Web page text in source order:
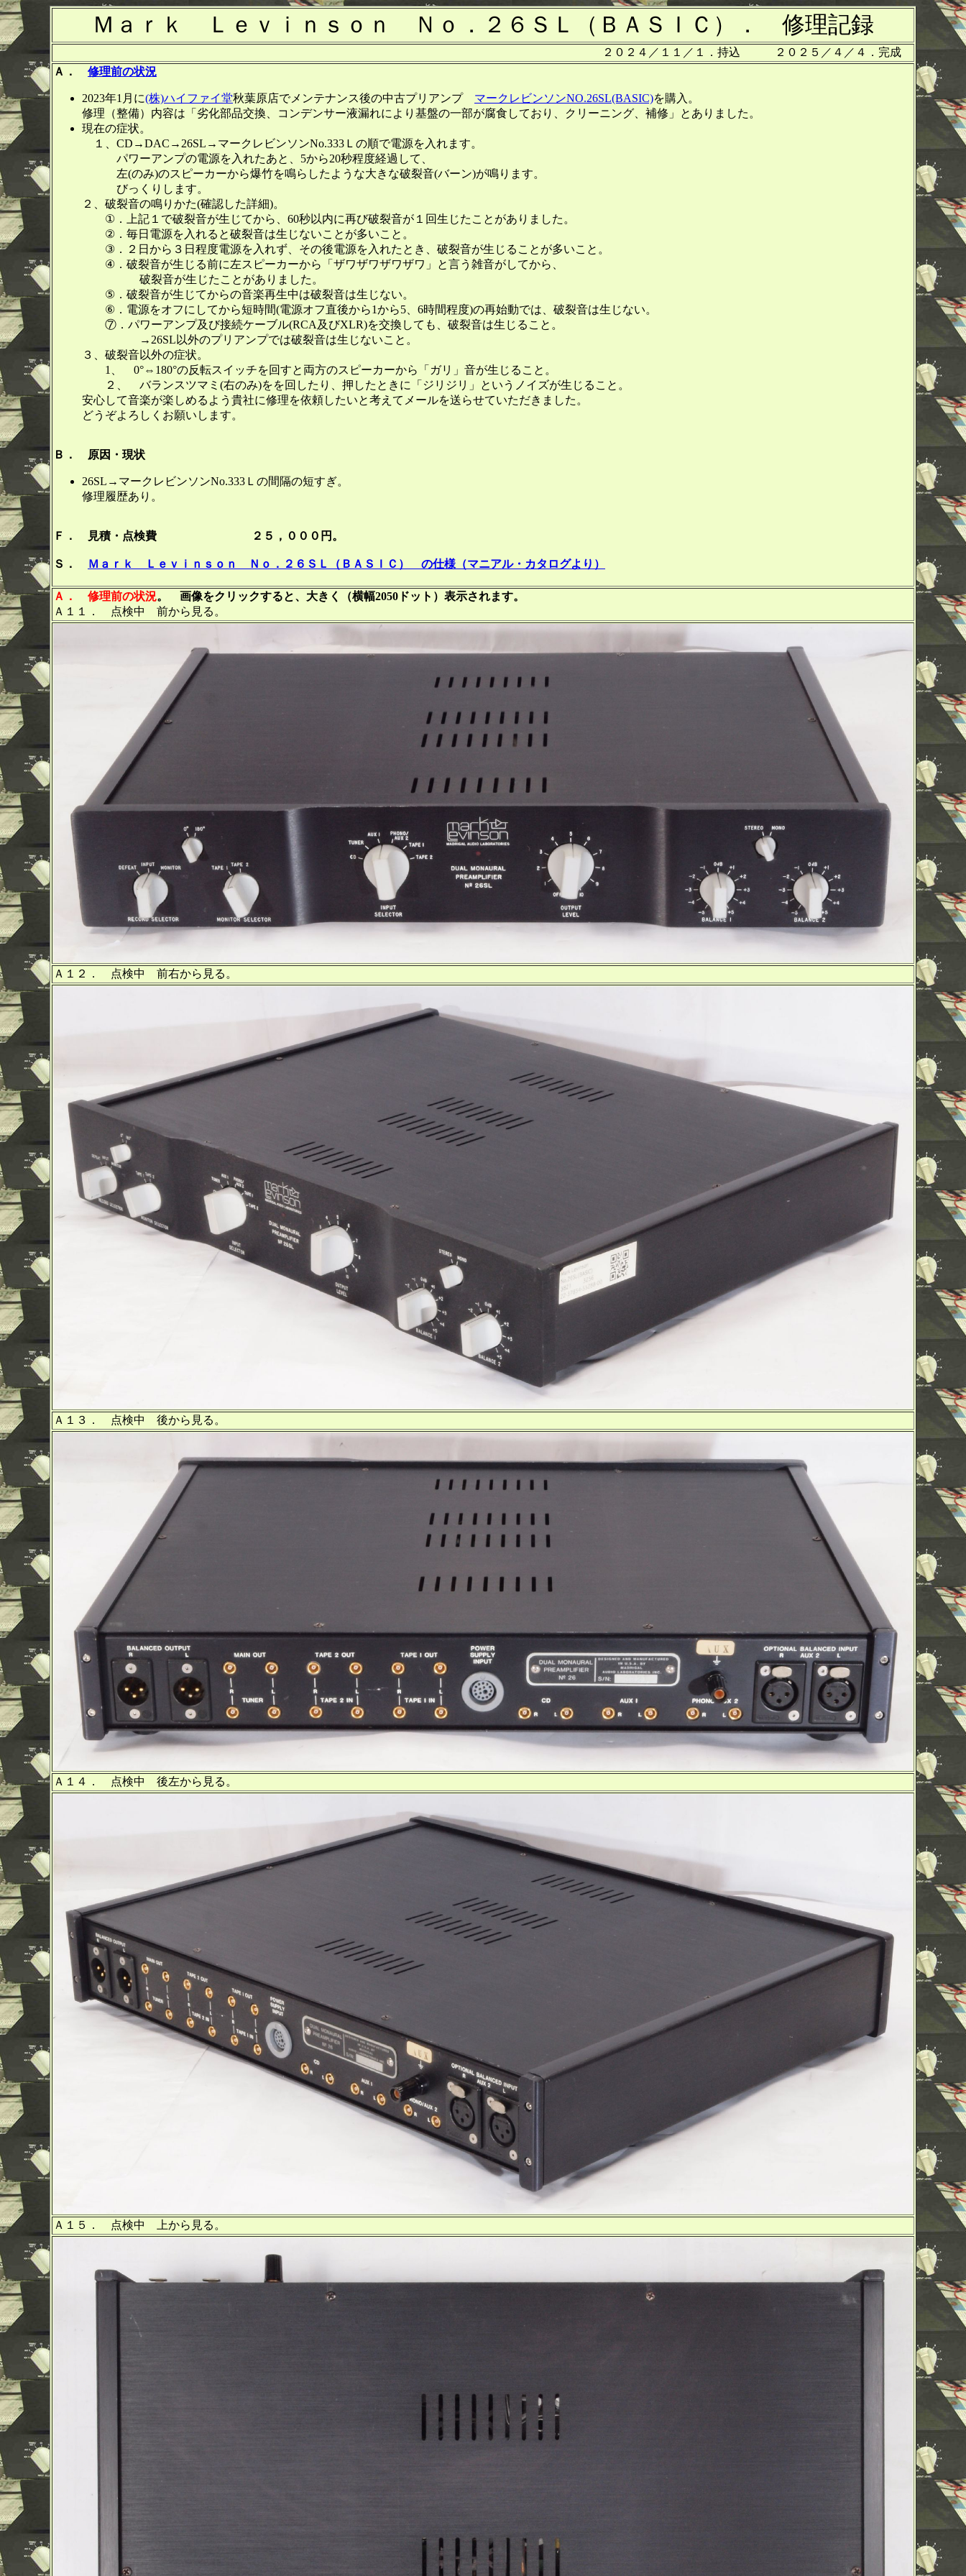
Ｍａｒｋ Ｌｅｖｉｎｓｏｎ Ｎｏ．２６ＳＬ（ＢＡＳＩＣ）． 修理記録
２０２４／１１／１．持込 ２０２５／４／４．完成
Ａ． 修理前の状況
2023年1月に(株)ハイファイ堂秋葉原店でメンテナンス後の中古プリアンプ マークレビンソンNO.26SL(BASIC)を購入。
修理（整備）内容は「劣化部品交換、コンデンサー液漏れにより基盤の一部が腐食しており、クリーニング、補修」とありました。
現在の症状。
１、CD→DAC→26SL→マークレビンソンNo.333Ｌの順で電源を入れます。
パワーアンプの電源を入れたあと、5から20秒程度経過して、
左(のみ)のスピーカーから爆竹を鳴らしたような大きな破裂音(バーン)が鳴ります。
びっくりします。
２、破裂音の鳴りかた(確認した詳細)。
①．上記１で破裂音が生じてから、60秒以内に再び破裂音が１回生じたことがありました。
②．毎日電源を入れると破裂音は生じないことが多いこと。
③．２日から３日程度電源を入れず、その後電源を入れたとき、破裂音が生じることが多いこと。
④．破裂音が生じる前に左スピーカーから「ザワザワザワザワ」と言う雑音がしてから、
破裂音が生じたことがありました。
⑤．破裂音が生じてからの音楽再生中は破裂音は生じない。
⑥．電源をオフにしてから短時間(電源オフ直後から1から5、6時間程度)の再始動では、破裂音は生じない。
⑦．パワーアンプ及び接続ケーブル(RCA及びXLR)を交換しても、破裂音は生じること。
→26SL以外のプリアンプでは破裂音は生じないこと。
３、破裂音以外の症状。
1、 0°⇔180°の反転スイッチを回すと両方のスピーカーから「ガリ」音が生じること。
２、 バランスツマミ(右のみ)をを回したり、押したときに「ジリジリ」というノイズが生じること。
安心して音楽が楽しめるよう貴社に修理を依頼したいと考えてメールを送らせていただきました。
どうぞよろしくお願いします。
Ｂ． 原因・現状
26SL→マークレビンソンNo.333Ｌの間隔の短すぎ。
修理履歴あり。
Ｆ． 見積・点検費 ２５，０００円。
Ｓ． Ｍａｒｋ Ｌｅｖｉｎｓｏｎ Ｎｏ．２６ＳＬ（ＢＡＳＩＣ） の仕様（マニアル・カタログより）
Ａ． 修理前の状況。 画像をクリックすると、大きく（横幅2050ドット）表示されます。
Ａ１１． 点検中 前から見る。
Ａ１２． 点検中 前右から見る。
Ａ１３． 点検中 後から見る。
Ａ１４． 点検中 後左から見る。
Ａ１５． 点検中 上から見る。